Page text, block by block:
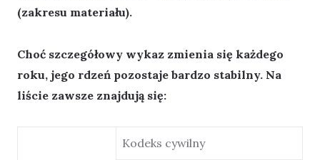
(zakresu materiału).
Choć szczegółowy wykaz zmienia się każdego
roku, jego rdzeń pozostaje bardzo stabilny. Na
liście zawsze znajdują się:
Kodeks cywilny